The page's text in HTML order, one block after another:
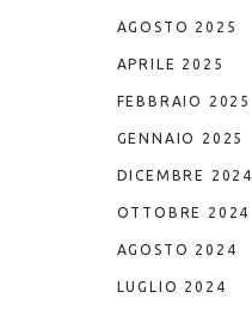
AGOSTO 2025
APRILE 2025
FEBBRAIO 2025
GENNAIO 2025
DICEMBRE 2024
OTTOBRE 2024
AGOSTO 2024
LUGLIO 2024